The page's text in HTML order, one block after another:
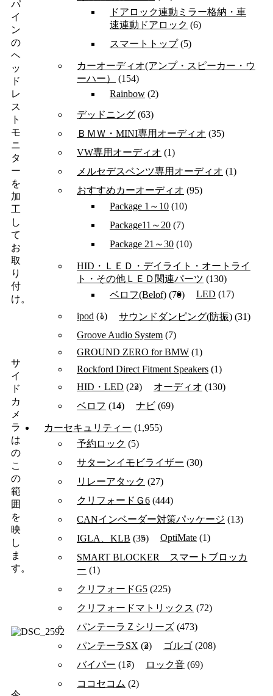
パ
イ
ン
の
ヘ
ッ
ド
レ
ス
ト
モ
ニ
タ
ー
を
加
工
し
て
お
取
り
付
け。
サ
イ
ド
カ
メ
ラ
は
の
こ
の
範
囲
を
映
し
ま
す。
ドアロック連動ミラー格納・車
速連動ドアロック (6)
スマートトップ(5)
カーオーディオ(アンプ・スピーカー・ウ
ーハー）
(154)
Rainbow (2)
デッドニング (63)
ＢＭＷ・MINI専用オーディオ (35)
VW専用オーディオ (1)
メルセデスベンツ専用オーディオ (1)
おすすめカーオーディオ (95)
Package 1～10 (10)
Package11～20 (7)
Package 21～30 (10)
HID・ＬＥＤ・デイライト・オートライ
ト・その他ＬＥＤ関連パーツ (130)
ベロフ(Belof) (70) LED (17)
ipod (1) サウンドダンピング(防振) (31)
Groove Audio System (7)
GROUND ZERO for BMW (1)
Rockford Direct Fitment Speakers (1)
HID・LED (22) オーディオ (130)
ベロフ (14) ナビ (69)
カーセキュリティー (1,955)
予約ロック (5)
サターンイモビライザー (30)
リレーアタック (27)
クリフォードＧ6 (444)
CANインベーダー対策パッケージ (13)
IGLA、KLB (35) OptiMate (1)
SMART BLOCKER スマートブロッカ
ー (1)
クリフォードG5 (225)
クリフォードマトリックス (72)
パンテーラＺシリーズ (473)
パンテーラSX (2) ゴルゴ (208)
バイパー (17) ロック音 (69)
ココセコム (2)